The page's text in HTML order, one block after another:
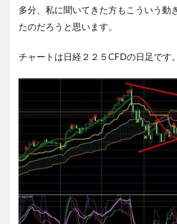
多分、私に聞いてきた方もこういう動
たのだろうと思います。
チャートは日経２２５CFDの日足です。